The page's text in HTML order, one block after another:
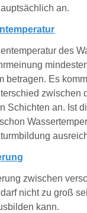
an.
des
betragen. Es
zwischen
Schichten an. Ist
zwischen
nicht zu groß
kann.